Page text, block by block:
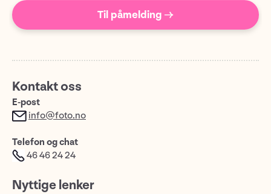
Til påmelding →
Kontakt oss
E-post
info@foto.no
Telefon og chat
46 46 24 24
Nyttige lenker